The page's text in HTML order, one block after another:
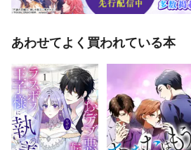
あわせてよく買われている本